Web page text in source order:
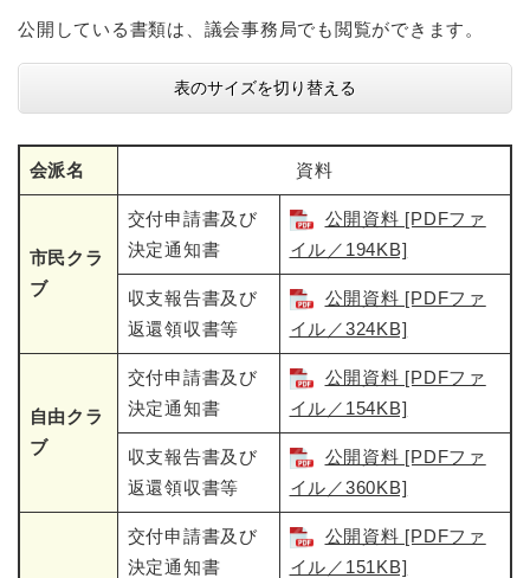
公開している書類は、議会事務局でも閲覧ができます。
表のサイズを切り替える
会派名 資料
市民クラ
ブ
交付申請書及び
決定通知書
公開資料 [PDFファ
イル／194KB]
収支報告書及び
返還領収書等
公開資料 [PDFファ
イル／324KB]
自由クラ
ブ
交付申請書及び
決定通知書
公開資料 [PDFファ
イル／154KB]
収支報告書及び
返還領収書等
公開資料 [PDFファ
イル／360KB]
交付申請書及び
決定通知書
公開資料 [PDFファ
イル／151KB]